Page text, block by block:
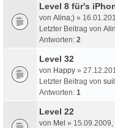
Level 8 für's
von Alina;) »
Letzter Beitrag von
Antworten: 2
Level 32
von Happy »
Letzter Beitrag von
Antworten: 1
Level 22
von Mel » 15.09.2009,